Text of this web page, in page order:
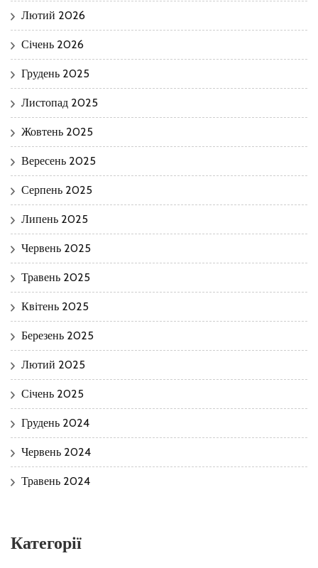
Лютий 2026
Січень 2026
Грудень 2025
Листопад 2025
Жовтень 2025
Вересень 2025
Серпень 2025
Липень 2025
Червень 2025
Травень 2025
Квітень 2025
Березень 2025
Лютий 2025
Січень 2025
Грудень 2024
Червень 2024
Травень 2024
Категорії